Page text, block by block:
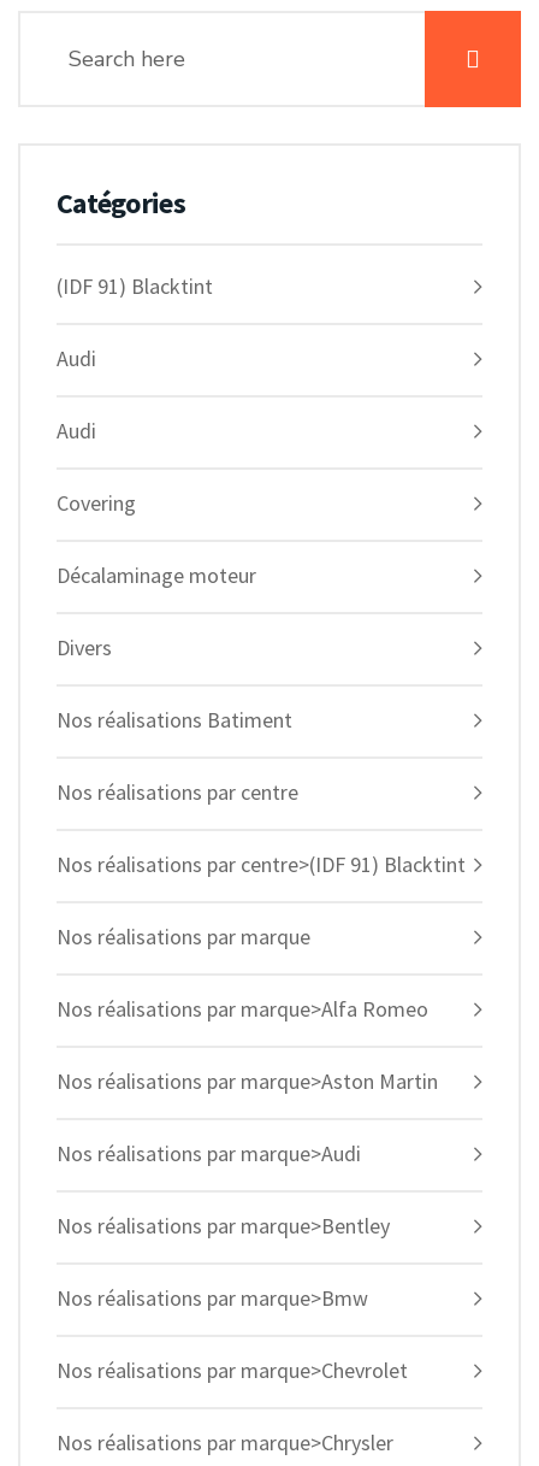
Catégories
(IDF 91) Blacktint
Audi
Audi
Covering
Décalaminage moteur
Divers
Nos réalisations Batiment
Nos réalisations par centre
Nos réalisations par centre>(IDF 91) Blacktint
Nos réalisations par marque
Nos réalisations par marque>Alfa Romeo
Nos réalisations par marque>Aston Martin
Nos réalisations par marque>Audi
Nos réalisations par marque>Bentley
Nos réalisations par marque>Bmw
Nos réalisations par marque>Chevrolet
Nos réalisations par marque>Chrysler